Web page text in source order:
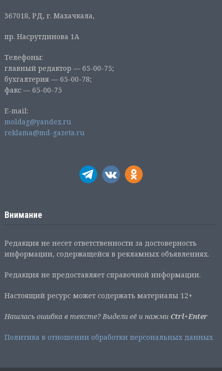
367018, РД, г. Махачкала,
пр. Насрутдинова 1А
Телефоны:
главный редактор — 65-00-75;
бухгалтерия — 65-00-78;
факс — 65-00-75
E-mail:
moldag@yandex.ru
reklama@md-gazeta.ru
Внимание
Редакция не несет ответственности за достоверность
информации, содержащейся в рекламных объявлениях.
Редакция не предоставляет справочной информации.
Настоящий ресурс может содержать материалы 12+
Нашлась ошибка в тексте? Выдели её и нажми Ctrl+Enter
Политика в отношении обработки персональных данных